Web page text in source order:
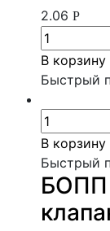
2.06 Р
В корзину
Быстрый
В корзину
Быстрый
БОПП